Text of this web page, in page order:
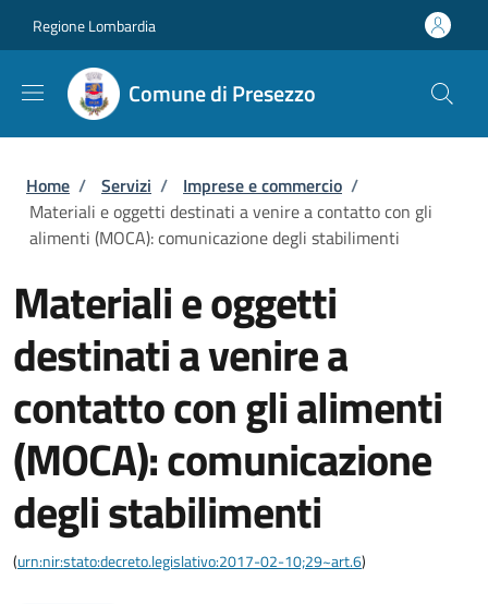
Regione Lombardia
Comune di Presezzo
Briciole di pane
Home / Servizi / Imprese e commercio /
Materiali e oggetti destinati a venire a contatto con gli
alimenti (MOCA): comunicazione degli stabilimenti
Materiali e oggetti
destinati a venire a
contatto con gli alimenti
(MOCA): comunicazione
degli stabilimenti
(urn:nir:stato:decreto.legislativo:2017-02-10;29~art.6)